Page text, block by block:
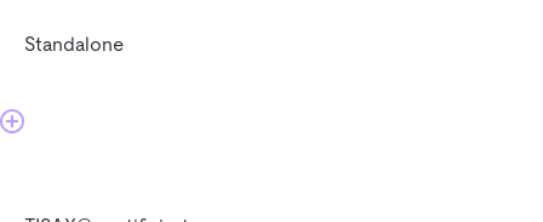
Standalone